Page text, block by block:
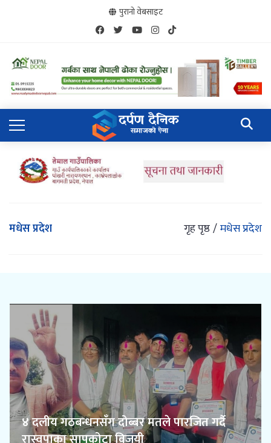
पुरानो वेबसाइट
मधेस प्रदेश गृह पृष्ठ मधेस प्रदेश